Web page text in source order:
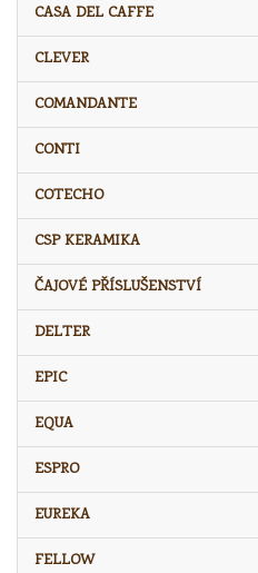
CASA DEL CAFFE
CLEVER
COMANDANTE
CONTI
COTECHO
CSP KERAMIKA
ČAJOVÉ PŘÍSLUŠENSTVÍ
DELTER
EPIC
EQUA
ESPRO
EUREKA
FELLOW